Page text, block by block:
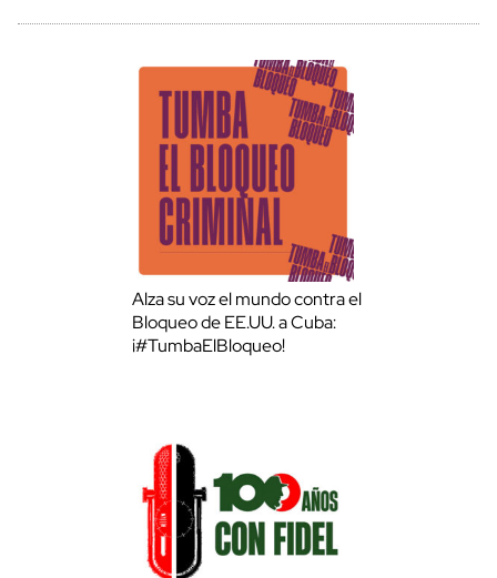
Alza su voz el mundo contra el
Bloqueo de EE.UU. a Cuba:
¡#TumbaElBloqueo!